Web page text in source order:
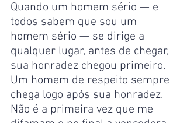
Quando um homem sério — e
todos sabem que sou um
homem sério — se dirige a
qualquer lugar, antes de chegar,
sua honradez chegou primeiro.
Um homem de respeito sempre
chega logo após sua honradez.
Não é a primeira vez que me